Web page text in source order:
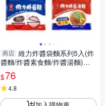
商店 維力炸醬袋麵系列5入(炸
醬麵/炸醬素食麵/炸醬湯麵)
【愛買】
$76
4.8